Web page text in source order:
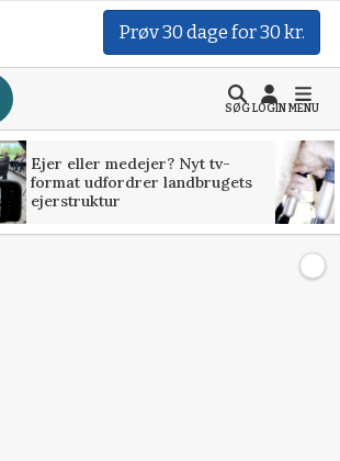
Prøv 30 dage for 30 kr.
SØGLOGINMENU
Ejer eller medejer? Nyt tv-
format udfordrer landbrugets
ejerstruktur